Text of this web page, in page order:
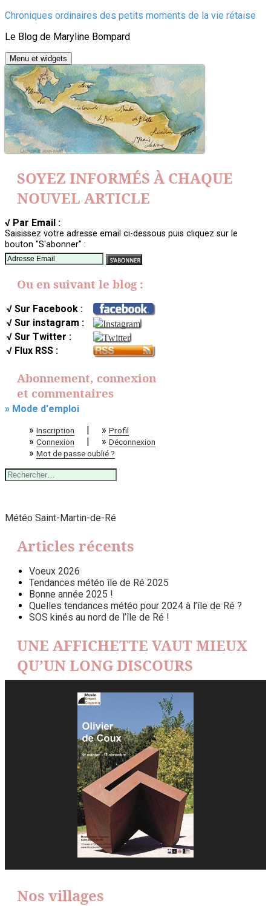
Aller
contenu
Chroniques ordinaires des petits moments de la vie rétaise
Le Blog de Maryline Bompard
Menu et widgets
SOYEZ INFORMÉS À CHAQUE
NOUVEL ARTICLE
√ Par Email :
Saisissez votre adresse email ci-dessous puis cliquez sur le
bouton "S'abonner" :
Ou en suivant le blog :
√ Sur Facebook :
√ Sur instagram :
√ Sur Twitter :
√ Flux RSS :
Abonnement, connexion
et commentaires
» Mode d'emploi
» Inscription | » Profil
» Connexion | » Déconnexion
» Mot de passe oublié ?
Rechercher :
Météo Saint-Martin-de-Ré
Articles récents
Voeux 2026
Tendances météo île de Ré 2025
Bonne année 2025 !
Quelles tendances météo pour 2024 à l’île de Ré ?
SOS kinés au nord de l’île de Ré !
UNE AFFICHETTE VAUT MIEUX
QU’UN LONG DISCOURS
Nos villages